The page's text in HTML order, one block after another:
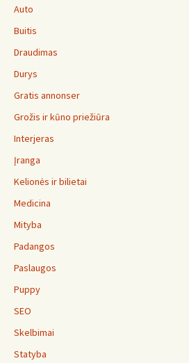
Auto
Buitis
Draudimas
Durys
Gratis annonser
Grožis ir kūno priežiūra
Interjeras
Įranga
Kelionės ir bilietai
Medicina
Mityba
Padangos
Paslaugos
Puppy
SEO
Skelbimai
Statyba